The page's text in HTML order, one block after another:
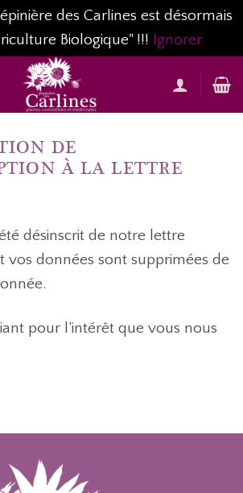
des Carlines est désormais
Biologique" !!! Ignorer
DE
À LA LETTRE
désinscrit de notre lettre
vos données sont supprimées de
pour l’intérêt que vous nous